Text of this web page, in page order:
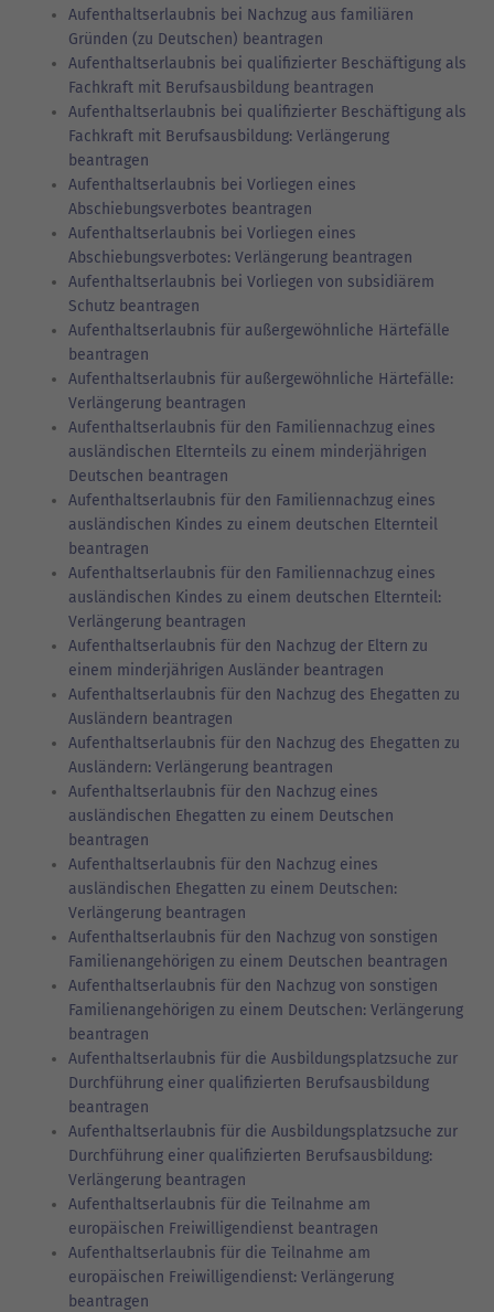
Aufenthaltserlaubnis bei Nachzug aus familiären
Gründen (zu Deutschen) beantragen
Aufenthaltserlaubnis bei qualifizierter Beschäftigung als
Fachkraft mit Berufsausbildung beantragen
Aufenthaltserlaubnis bei qualifizierter Beschäftigung als
Fachkraft mit Berufsausbildung: Verlängerung
beantragen
Aufenthaltserlaubnis bei Vorliegen eines
Abschiebungsverbotes beantragen
Aufenthaltserlaubnis bei Vorliegen eines
Abschiebungsverbotes: Verlängerung beantragen
Aufenthaltserlaubnis bei Vorliegen von subsidiärem
Schutz beantragen
Aufenthaltserlaubnis für außergewöhnliche Härtefälle
beantragen
Aufenthaltserlaubnis für außergewöhnliche Härtefälle:
Verlängerung beantragen
Aufenthaltserlaubnis für den Familiennachzug eines
ausländischen Elternteils zu einem minderjährigen
Deutschen beantragen
Aufenthaltserlaubnis für den Familiennachzug eines
ausländischen Kindes zu einem deutschen Elternteil
beantragen
Aufenthaltserlaubnis für den Familiennachzug eines
ausländischen Kindes zu einem deutschen Elternteil:
Verlängerung beantragen
Aufenthaltserlaubnis für den Nachzug der Eltern zu
einem minderjährigen Ausländer beantragen
Aufenthaltserlaubnis für den Nachzug des Ehegatten zu
Ausländern beantragen
Aufenthaltserlaubnis für den Nachzug des Ehegatten zu
Ausländern: Verlängerung beantragen
Aufenthaltserlaubnis für den Nachzug eines
ausländischen Ehegatten zu einem Deutschen
beantragen
Aufenthaltserlaubnis für den Nachzug eines
ausländischen Ehegatten zu einem Deutschen:
Verlängerung beantragen
Aufenthaltserlaubnis für den Nachzug von sonstigen
Familienangehörigen zu einem Deutschen beantragen
Aufenthaltserlaubnis für den Nachzug von sonstigen
Familienangehörigen zu einem Deutschen: Verlängerung
beantragen
Aufenthaltserlaubnis für die Ausbildungsplatzsuche zur
Durchführung einer qualifizierten Berufsausbildung
beantragen
Aufenthaltserlaubnis für die Ausbildungsplatzsuche zur
Durchführung einer qualifizierten Berufsausbildung:
Verlängerung beantragen
Aufenthaltserlaubnis für die Teilnahme am
europäischen Freiwilligendienst beantragen
Aufenthaltserlaubnis für die Teilnahme am
europäischen Freiwilligendienst: Verlängerung
beantragen